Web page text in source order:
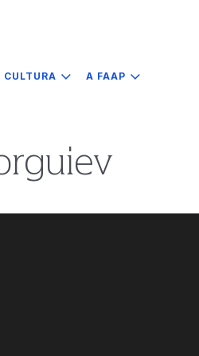
CULTURA A FAAP